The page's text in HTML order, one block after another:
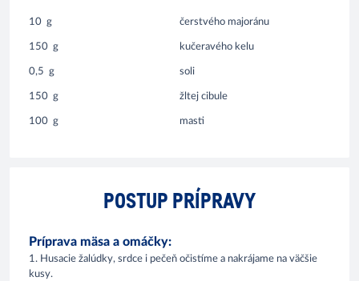
10 g čerstvého majoránu
150 g kučeravého kelu
0,5 g soli
150 g žltej cibule
100 g masti
POSTUP PRÍPRAVY
Príprava mäsa a omáčky:
1. Husacie žalúdky, srdce i pečeň očistíme a nakrájame na väčšie
kusy.